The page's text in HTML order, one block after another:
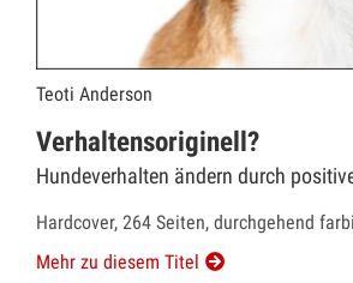
Teoti Anderson
Verhaltensoriginell?
Hundeverhalten ändern durch
Hardcover, 264 Seiten, durchgehend
Mehr zu diesem Titel